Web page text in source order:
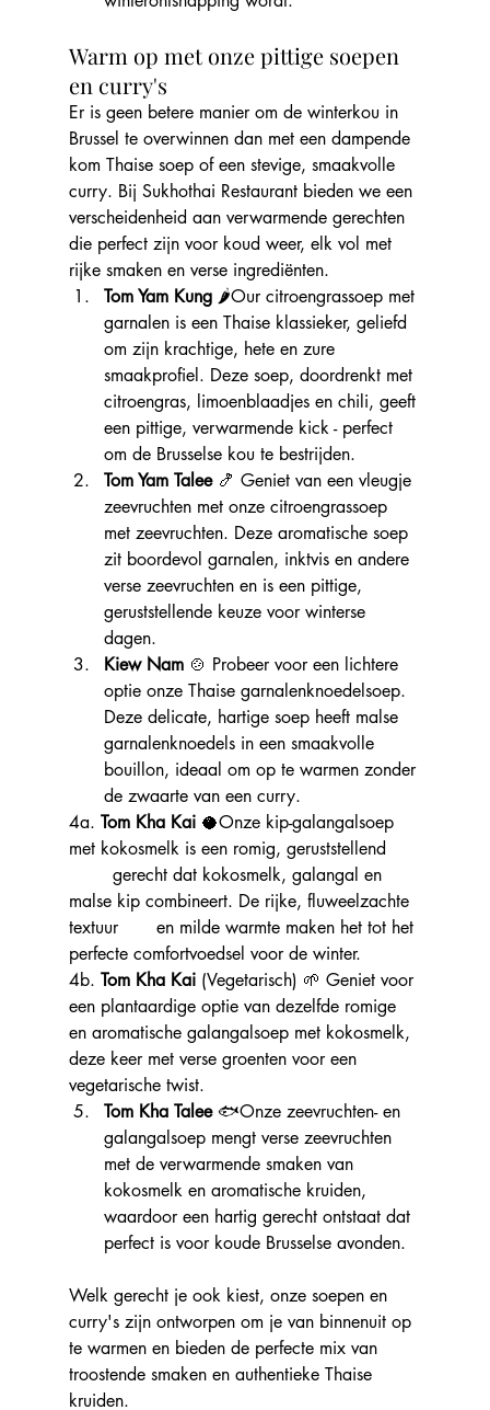
Warm op met onze pittige soepen
en curry's
Er is geen betere manier om de winterkou in
Brussel te overwinnen dan met een dampende
kom Thaise soep of een stevige, smaakvolle
curry. Bij Sukhothai Restaurant bieden we een
verscheidenheid aan verwarmende gerechten
die perfect zijn voor koud weer, elk vol met
rijke smaken en verse ingrediënten.
Tom Yam Kung 🌶️Our citroengrassoep met
garnalen is een Thaise klassieker, geliefd
om zijn krachtige, hete en zure
smaakprofiel. Deze soep, doordrenkt met
citroengras, limoenblaadjes en chili, geeft
een pittige, verwarmende kick - perfect
om de Brusselse kou te bestrijden.
Tom Yam Talee 🍤 Geniet van een vleugje
zeevruchten met onze citroengrassoep
met zeevruchten. Deze aromatische soep
zit boordevol garnalen, inktvis en andere
verse zeevruchten en is een pittige,
geruststellende keuze voor winterse
dagen.
Kiew Nam 🍲 Probeer voor een lichtere
optie onze Thaise garnalenknoedelsoep.
Deze delicate, hartige soep heeft malse
garnalenknoedels in een smaakvolle
bouillon, ideaal om op te warmen zonder
de zwaarte van een curry.
4a. Tom Kha Kai 🥥Onze kip-galangalsoep
met kokosmelk is een romig, geruststellend
malse kip combineert. De rijke, fluweelzachte
textuur 	en milde warmte maken het tot het
perfecte comfortvoedsel voor de winter.
4b. Tom Kha Kai (Vegetarisch) 🌱 Geniet voor
een plantaardige optie van dezelfde romige
en aromatische galangalsoep met kokosmelk,
deze keer met verse groenten voor een
vegetarische twist.
Tom Kha Talee 🐟Onze zeevruchten- en
galangalsoep mengt verse zeevruchten
met de verwarmende smaken van
kokosmelk en aromatische kruiden,
waardoor een hartig gerecht ontstaat dat
perfect is voor koude Brusselse avonden.
Welk gerecht je ook kiest, onze soepen en
curry's zijn ontworpen om je van binnenuit op
te warmen en bieden de perfecte mix van
troostende smaken en authentieke Thaise
kruiden.